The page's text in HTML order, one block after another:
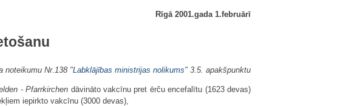
Rīgā 2001.gada 1.februārī
noteikumu Nr.138 "Labklājības ministrijas nolikums" 3.5. apakšpunktu
- Pfarrkirchen dāvināto vakcīnu pret ērču encefalītu (1623 devas)
iepirkto vakcīnu (3000 devas),